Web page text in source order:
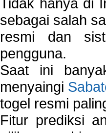
sebagai salah
resmi dan
pengguna.
Saat ini
menyaingi
togel resmi
Fitur prediksi